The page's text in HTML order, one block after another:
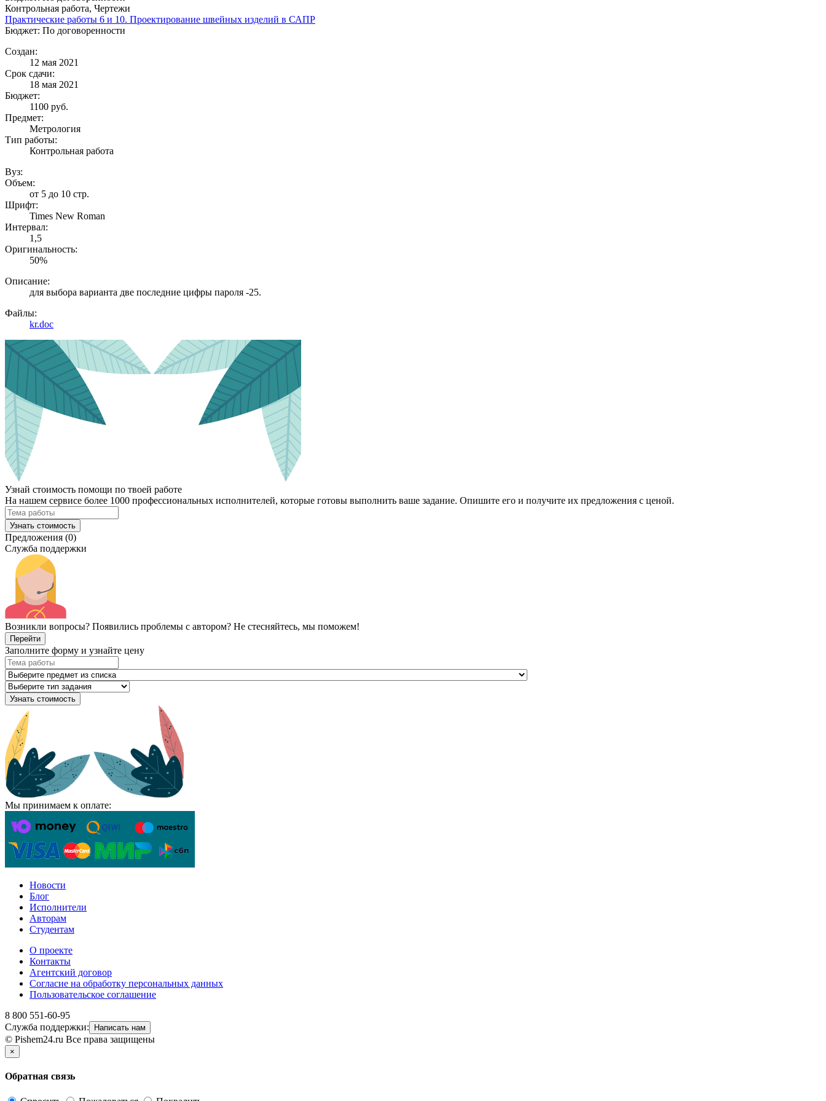
Контрольная работа, Чертежи
Практические работы 6 и 10. Проектирование швейных изделий в САПР
Бюджет: По договоренности
Создан:
12 мая 2021
Срок сдачи:
18 мая 2021
Бюджет:
1100 руб.
Предмет:
Метрология
Тип работы:
Контрольная работа
Вуз:
Объем:
от 5 до 10 стр.
Шрифт:
Times New Roman
Интервал:
1,5
Оригинальность:
50%
Описание:
для выбора варианта две последние цифры пароля -25.
Файлы:
kr.doc
Узнай стоимость помощи по твоей работе
На нашем сервисе более 1000 профессиональных исполнителей, которые готовы выполнить ваше задание. Опишите его и получите их предложения с ценой.
Узнать стоимость
Предложения (0)
Служба поддержки
Возникли вопросы? Появились проблемы с автором? Не стесняйтесь, мы поможем!
Перейти
Заполните форму и узнайте цену
Узнать стоимость
Мы принимаем к оплате:
Новости
Блог
Исполнители
Авторам
Студентам
О проекте
Контакты
Агентский договор
Согласие на обработку персональных данных
Пользовательское соглашение
8 800 551-60-95
Служба поддержки:
Написать нам
© Pishem24.ru Все права защищены
×
Обратная связь